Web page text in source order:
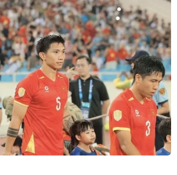
người.